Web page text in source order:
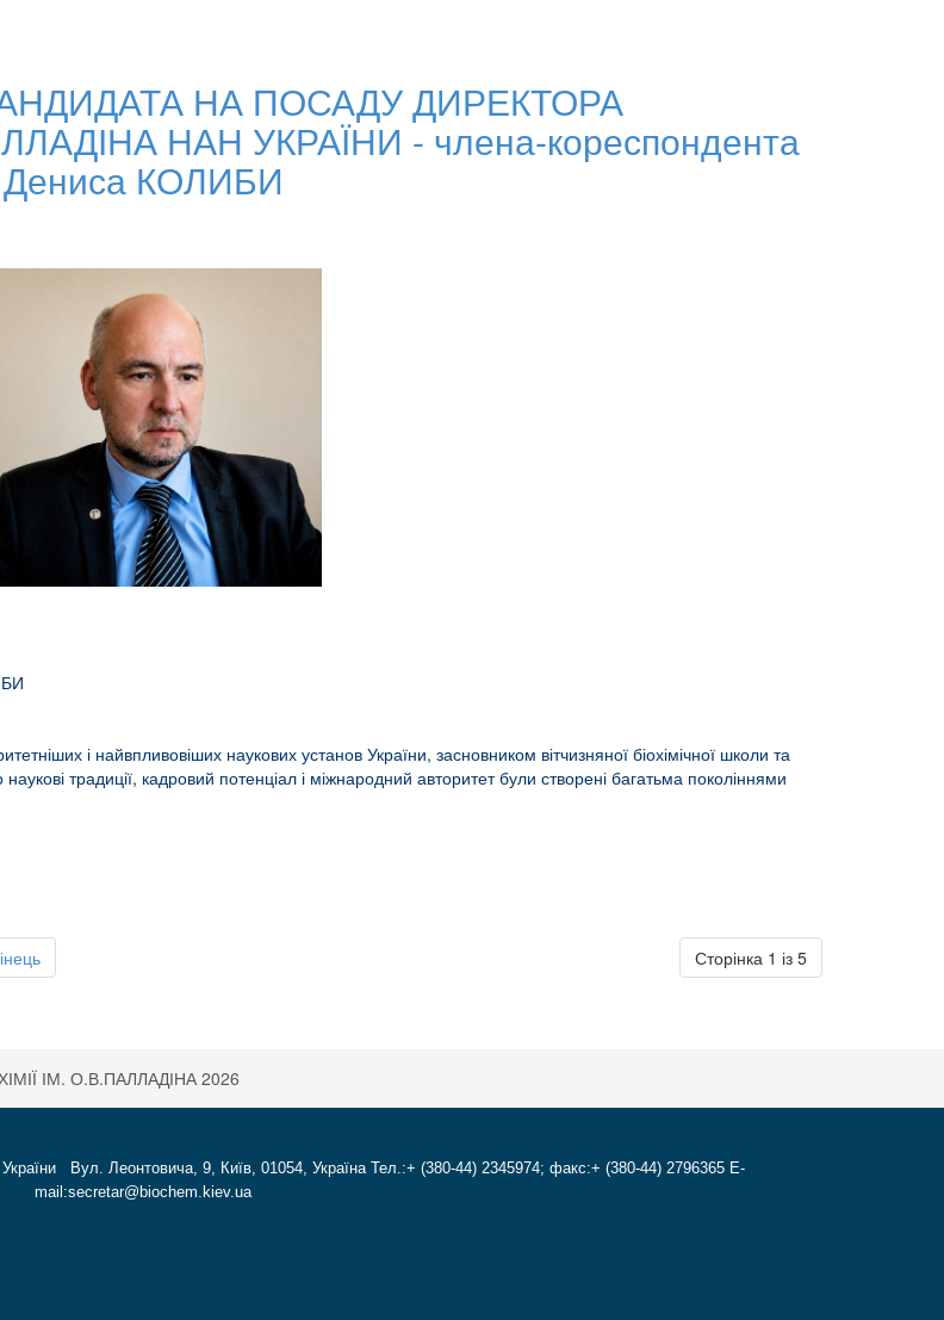
НА ПОСАДУ ДИРЕКТОРА
НАН УКРАЇНИ - члена-кореспондента
Дениса КОЛИБИ
і найвпливовіших наукових установ України, засновником вітчизняної біохімічної школи та
традиції, кадровий потенціал і міжнародний авторитет були створені багатьма поколіннями
Сторінка 1 із 5
ІМ. О.В.ПАЛЛАДІНА 2026
України Вул. Леонтовича, 9, Київ, 01054, Україна Тел.:+ (380-44) 2345974; факс:+ (380-44) 2796365 E-
mail:secretar@biochem.kiev.ua